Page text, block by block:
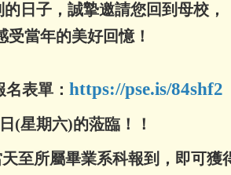
日子，誠摯邀請您回到母校，
當年的美好回憶！
表單： https://pse.is/84shf2
(星期六)的蒞臨！！
至所屬畢業系科報到，即可獲